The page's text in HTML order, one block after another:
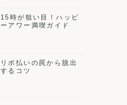
15時が狙い目！ハッピ
ーアワー満喫ガイド
リボ払いの罠から脱出
するコツ